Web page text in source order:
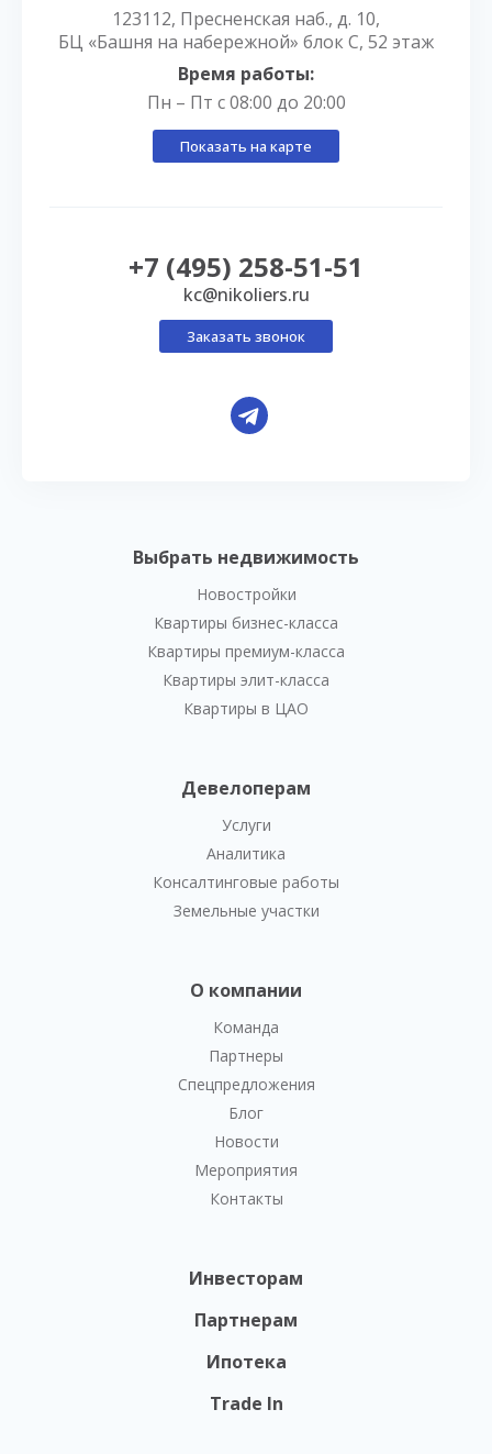
Выбрать недвижимость
Новостройки
Квартиры бизнес-класса
Квартиры премиум-класса
Квартиры элит-класса
Квартиры в ЦАО
Девелоперам
Услуги
Аналитика
Консалтинговые работы
Земельные участки
О компании
Команда
Партнеры
Спецпредложения
Блог
Новости
Мероприятия
Контакты
Инвесторам
Партнерам
Ипотека
Trade In
123112, Пресненская наб., д. 10,
БЦ «Башня на набережной» блок С, 52 этаж
Время работы:
Пн – Пт с 08:00 до 20:00
Показать на карте
+7 (495) 258-51-51
kc@nikoliers.ru
Заказать звонок